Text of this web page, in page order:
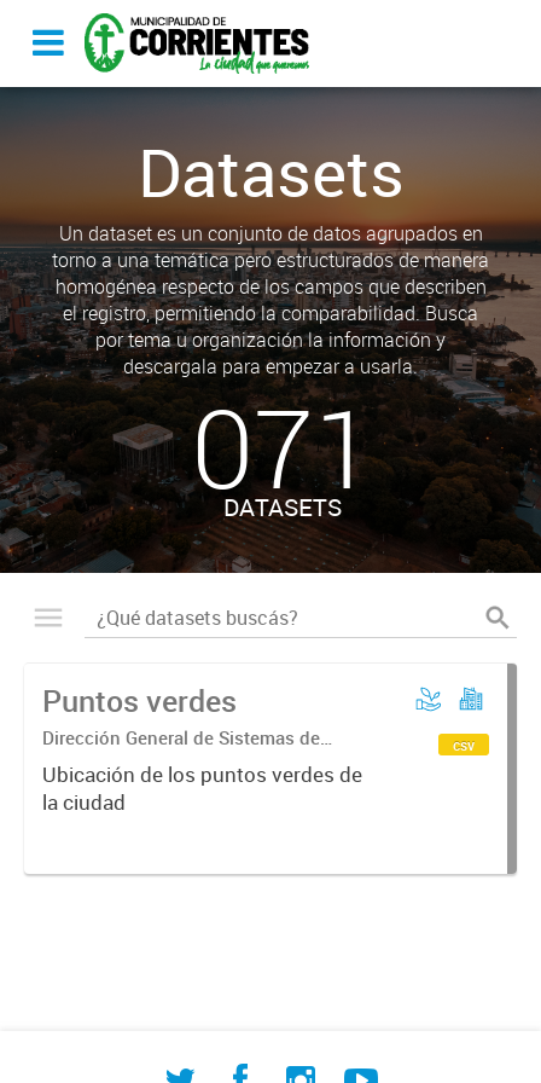
Datasets
Un dataset es un conjunto de datos agrupados en
torno a una temática pero estructurados de manera
homogénea respecto de los campos que describen
el registro, permitiendo la comparabilidad. Busca
por tema u organización la información y
descargala para empezar a usarla.
071
DATASETS
Puntos verdes
Dirección General de Sistemas de
Información Geográfica
Ubicación de los puntos verdes de
la ciudad
csv